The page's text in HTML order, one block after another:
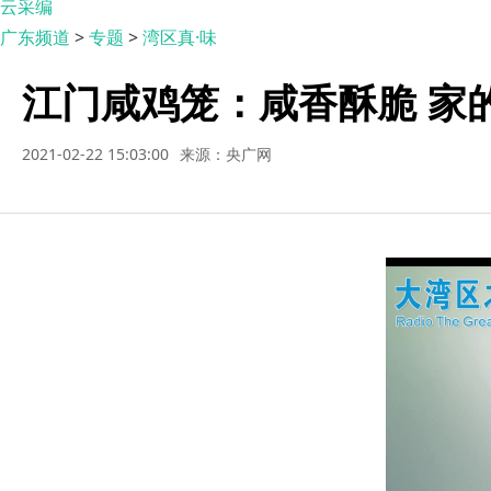
云采编
广东频道 >专题 >湾区真·味
江门咸鸡笼：咸香酥脆 家
2021-02-22 15:03:00 来源：央广网